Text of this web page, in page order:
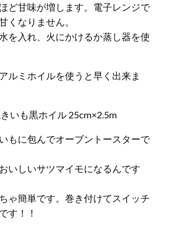
ど甘味が増します。電子レンジで
くなりません。
を入れ、火にかけるか蒸し器を使
ルミホイルを使うと早く出来ま
いも黒ホイル 25cm×2.5m
もに包んでオーブントースターで
いしいサツマイモになるんです
ゃ簡単です。巻き付けてスイッチ
す！！